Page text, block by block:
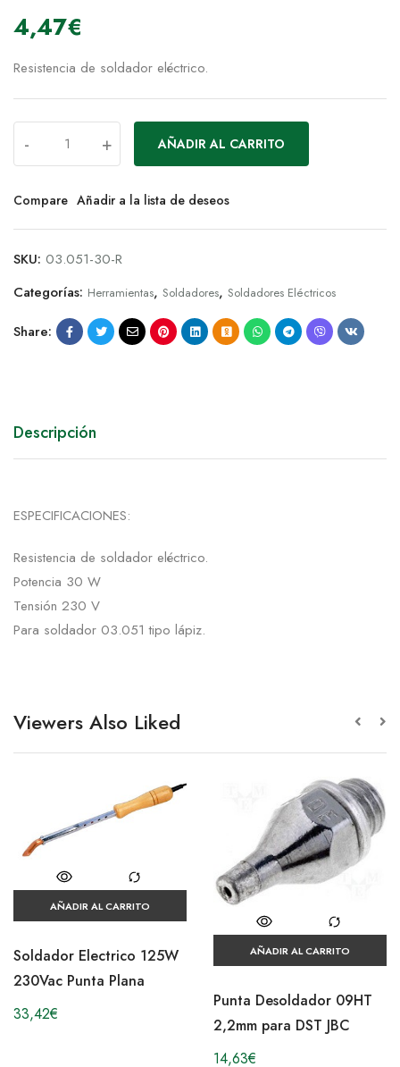
4,47€
Resistencia de soldador eléctrico.
- + AÑADIR AL CARRITO
Compare Añadir a la lista de deseos
SKU: 03.051-30-R
Categorías: Herramientas, Soldadores, Soldadores Eléctricos
Share:
Descripción
ESPECIFICACIONES:
Resistencia de soldador eléctrico.
Potencia 30 W
Tensión 230 V
Para soldador 03.051 tipo lápiz.
Viewers Also Liked
AÑADIR AL CARRITO
Soldador Electrico 125W
230Vac Punta Plana
33,42€
AÑADIR AL CARRITO
Punta Desoldador 09HT
2,2mm para DST JBC
14,63€